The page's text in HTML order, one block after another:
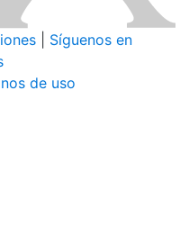
Síguenos en
de uso